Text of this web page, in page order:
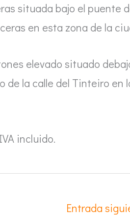
situada bajo el puente
en esta zona de la
elevado situado
de la calle del Tinteiro en
incluido.
Entrada